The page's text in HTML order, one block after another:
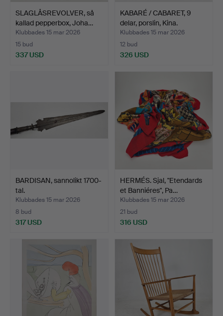
SLAGLÅSREVOLVER, så
kallad pepperbox, Joha…
Klubbades 15 mar 2026
15 bud
337 USD
KABARÉ / CABARET, 9
delar, porslin, Kina.
Klubbades 15 mar 2026
12 bud
326 USD
BARDISAN, sannolikt 1700-
tal.
Klubbades 15 mar 2026
8 bud
317 USD
HERMÉS. Sjal, "Etendards
et Banniéres", Pa…
Klubbades 15 mar 2026
21 bud
316 USD